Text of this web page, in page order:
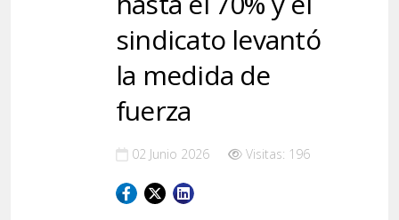
sindicato levantó
la medida de
fuerza
02 Junio 2026 Visitas: 196